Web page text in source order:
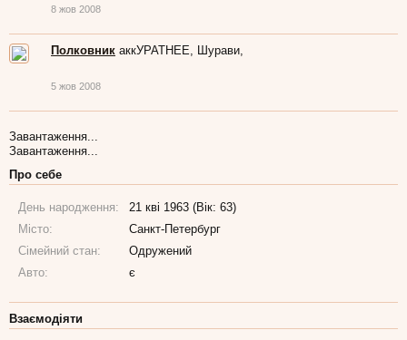
8 жов 2008
Полковник аккУРАТНЕЕ, Шурави,
5 жов 2008
Завантаження...
Завантаження...
Про себе
День народження:
21 кві 1963 (Вік: 63)
Місто:
Санкт-Петербург
Сімейний стан:
Одружений
Авто:
є
Взаємодіяти